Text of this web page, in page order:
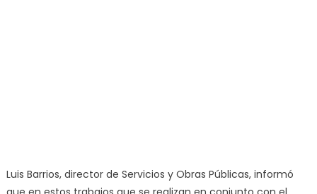
Luis Barrios, director de Servicios y Obras Públicas, informó